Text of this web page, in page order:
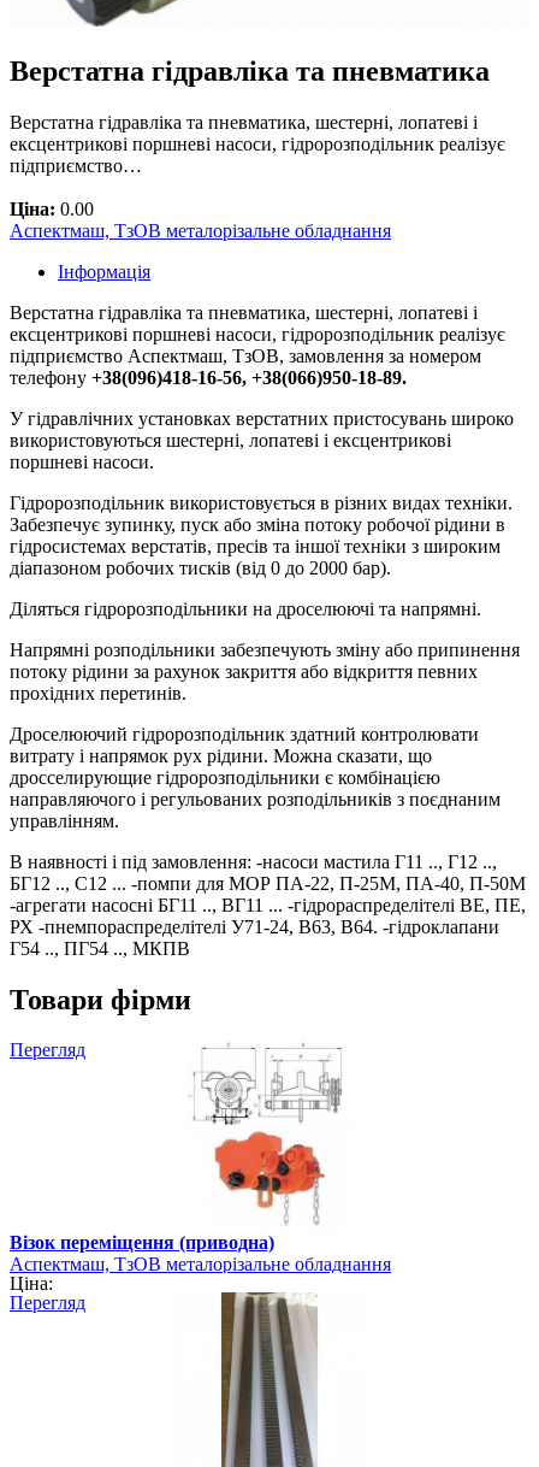
Верстатна гідравліка та пневматика
Верстатна гідравліка та пневматика, шестерні, лопатеві і
ексцентрикові поршневі насоси, гідророзподільник реалізує
підприємство…
Ціна: 0.00
Аспектмаш, ТзОВ металорізальне обладнання
Інформація
Верстатна гідравліка та пневматика, шестерні, лопатеві і
ексцентрикові поршневі насоси, гідророзподільник реалізує
підприємство Аспектмаш, ТзОВ, замовлення за номером
телефону +38(096)418-16-56, +38(066)950-18-89.
У гідравлічних установках верстатних пристосувань широко
використовуються шестерні, лопатеві і ексцентрикові
поршневі насоси.
Гідророзподільник використовується в різних видах техніки.
Забезпечує зупинку, пуск або зміна потоку робочої рідини в
гідросистемах верстатів, пресів та іншої техніки з широким
діапазоном робочих тисків (від 0 до 2000 бар).
Діляться гідророзподільники на дроселюючі та напрямні.
Напрямні розподільники забезпечують зміну або припинення
потоку рідини за рахунок закриття або відкриття певних
прохідних перетинів.
Дроселюючий гідророзподільник здатний контролювати
витрату і напрямок рух рідини. Можна сказати, що
дросселирующие гідророзподільники є комбінацією
направляючого і регульованих розподільників з поєднаним
управлінням.
В наявності і під замовлення: -насоси мастила Г11 .., Г12 ..,
БГ12 .., С12 ... -помпи для МОР ПА-22, П-25М, ПА-40, П-50М
-агрегати насосні БГ11 .., ВГ11 ... -гідрораспределітелі ВЕ, ПЕ,
РХ -пнемпораспределітелі У71-24, В63, В64. -гідроклапани
Г54 .., ПГ54 .., МКПВ
Товари фірми
Перегляд
Візок переміщення (приводна)
Аспектмаш, ТзОВ металорізальне обладнання
Ціна:
Перегляд